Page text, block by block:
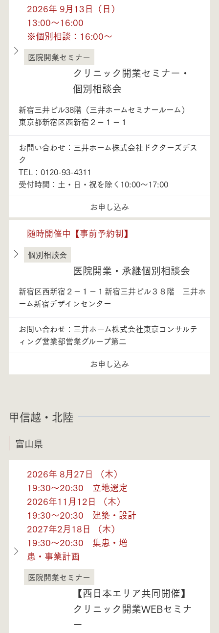
2026年 9月13日（日）
13:00～16:00
※個別相談：16:00～
東京都
医院開業セミナー
クリニック開業セミナー・
個別相談会
新宿三井ビル38階（三井ホームセミナールーム）
東京都新宿区西新宿２－１－１
お問い合わせ：三井ホーム株式会社ドクターズデス
ク
TEL：0120-93-4311
受付時間：土・日・祝を除く10:00～17:00
お申し込み
随時開催中【事前予約制】
東京都
個別相談会
医院開業・承継個別相談会
新宿区西新宿２－１－１新宿三井ビル３８階 三井ホ
ーム新宿デザインセンター
お問い合わせ：三井ホーム株式会社東京コンサルテ
ィング営業部営業グループ第二
お申し込み
甲信越・北陸
富山県
2026年 8月27日 （木）
19:30～20:30 立地選定
2026年11月12日 （木）
19:30～20:30 建築・設計
2027年2月18日 （木）
19:30～20:30 集患・増
患・事業計画
富山県
医院開業セミナー
【西日本エリア共同開催】
クリニック開業WEBセミナ
ー